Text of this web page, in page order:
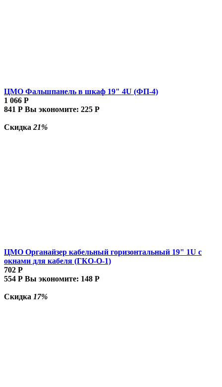
ЦМО Фальшпанель в шкаф 19" 4U (ФП-4)
1 066 Р
841 Р Вы экономите: 225 Р
Скидка 21%
ЦМО Органайзер кабельный горизонтальный 19" 1U с
окнами для кабеля (ГКО-О-1)
702 Р
554 Р Вы экономите: 148 Р
Скидка 17%